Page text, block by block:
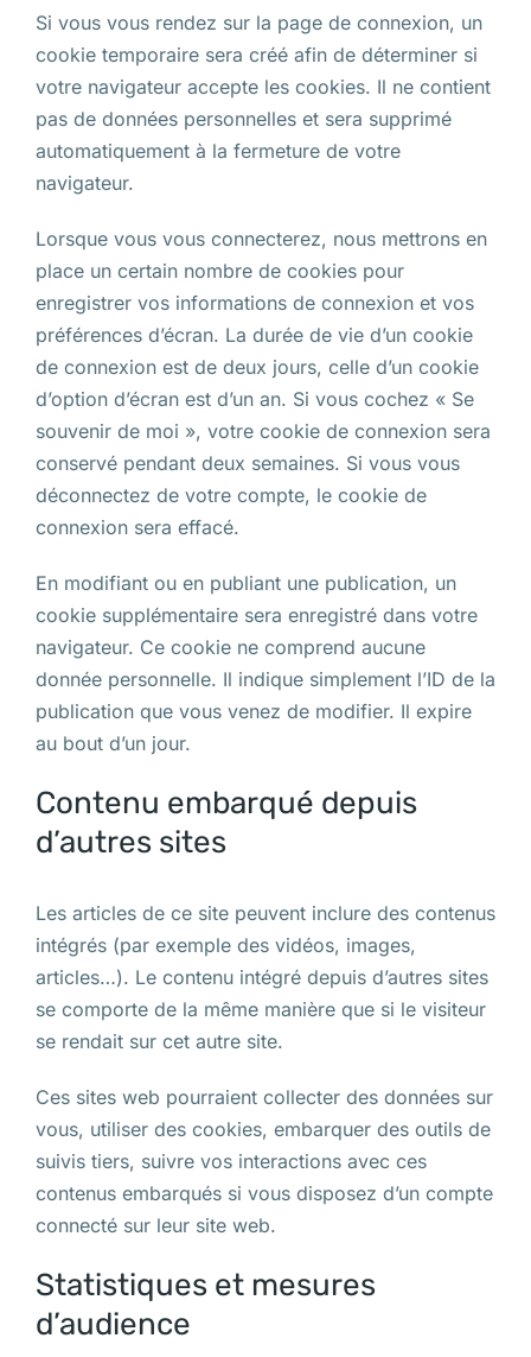
Si vous vous rendez sur la page de connexion, un
cookie temporaire sera créé afin de déterminer si
votre navigateur accepte les cookies. Il ne contient
pas de données personnelles et sera supprimé
automatiquement à la fermeture de votre
navigateur.
Lorsque vous vous connecterez, nous mettrons en
place un certain nombre de cookies pour
enregistrer vos informations de connexion et vos
préférences d’écran. La durée de vie d’un cookie
de connexion est de deux jours, celle d’un cookie
d’option d’écran est d’un an. Si vous cochez « Se
souvenir de moi », votre cookie de connexion sera
conservé pendant deux semaines. Si vous vous
déconnectez de votre compte, le cookie de
connexion sera effacé.
En modifiant ou en publiant une publication, un
cookie supplémentaire sera enregistré dans votre
navigateur. Ce cookie ne comprend aucune
donnée personnelle. Il indique simplement l’ID de la
publication que vous venez de modifier. Il expire
au bout d’un jour.
Contenu embarqué depuis
d’autres sites
Les articles de ce site peuvent inclure des contenus
intégrés (par exemple des vidéos, images,
articles…). Le contenu intégré depuis d’autres sites
se comporte de la même manière que si le visiteur
se rendait sur cet autre site.
Ces sites web pourraient collecter des données sur
vous, utiliser des cookies, embarquer des outils de
suivis tiers, suivre vos interactions avec ces
contenus embarqués si vous disposez d’un compte
connecté sur leur site web.
Statistiques et mesures
d’audience